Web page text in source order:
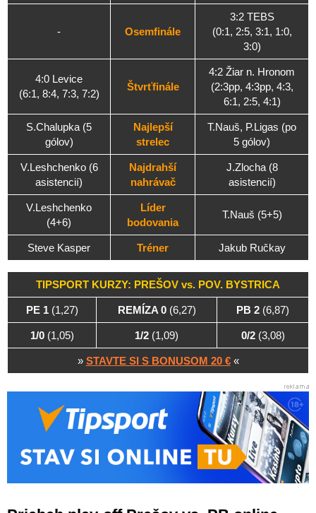
- Osemfinále
3:2 TEBS
(0:1, 2:5, 3:1, 1:0,
3:0)
4:0 Levice
(6:1, 8:4, 7:3, 7:2)
Štvrťfinále
4:2 Žiar n. Hronom
(2:3pp, 4:3pp, 4:3,
6:1, 2:5, 4:1)
S.Chalupka (5
gólov)
Najlepší
strelec
T.Nauš, P.Ligas (po
5 gólov)
V.Leshchenko (6
asistencií)
Najdrahší
nahrávač
J.Zlocha (8
asistencií)
V.Leshchenko
(4+6)
Líder
bodovania
T.Nauš (5+5)
Steve Kasper Tréner Jakub Ručkay
TIPSPORT KURZY: PREŠOV vs. POV. BYSTRICA
PE 1(1,27) REMÍZA 0(6,27) PB 2 (6,87)
1/0(1,05) 1/2 (1,09) 0/2(3,08)
» STAVTE SI S BONUSOM 20 €«